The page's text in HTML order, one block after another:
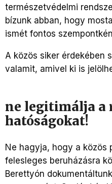
természetvédelmi
bízunk abban, hogy
ismét fontos
A közös siker érdekében
valamit, amivel ki is
ne legitimálja
hatóságokat!
Ne hagyja, hogy a közös
felesleges beruházásra
Berettyón